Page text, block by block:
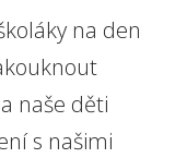
na den
naše děti
s našimi